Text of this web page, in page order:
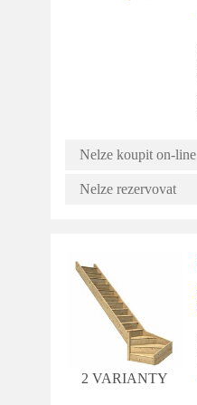
Nelze koupit on-line
Nelze rezervovat
2 VARIANTY